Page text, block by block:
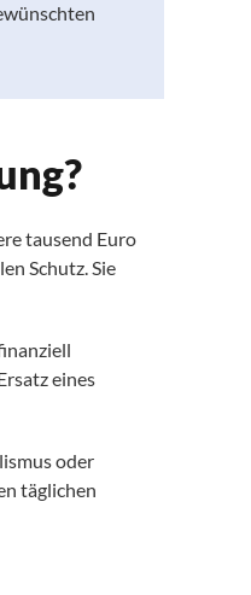
tausend Euro
Schutz. Sie
eines
oder
täglichen